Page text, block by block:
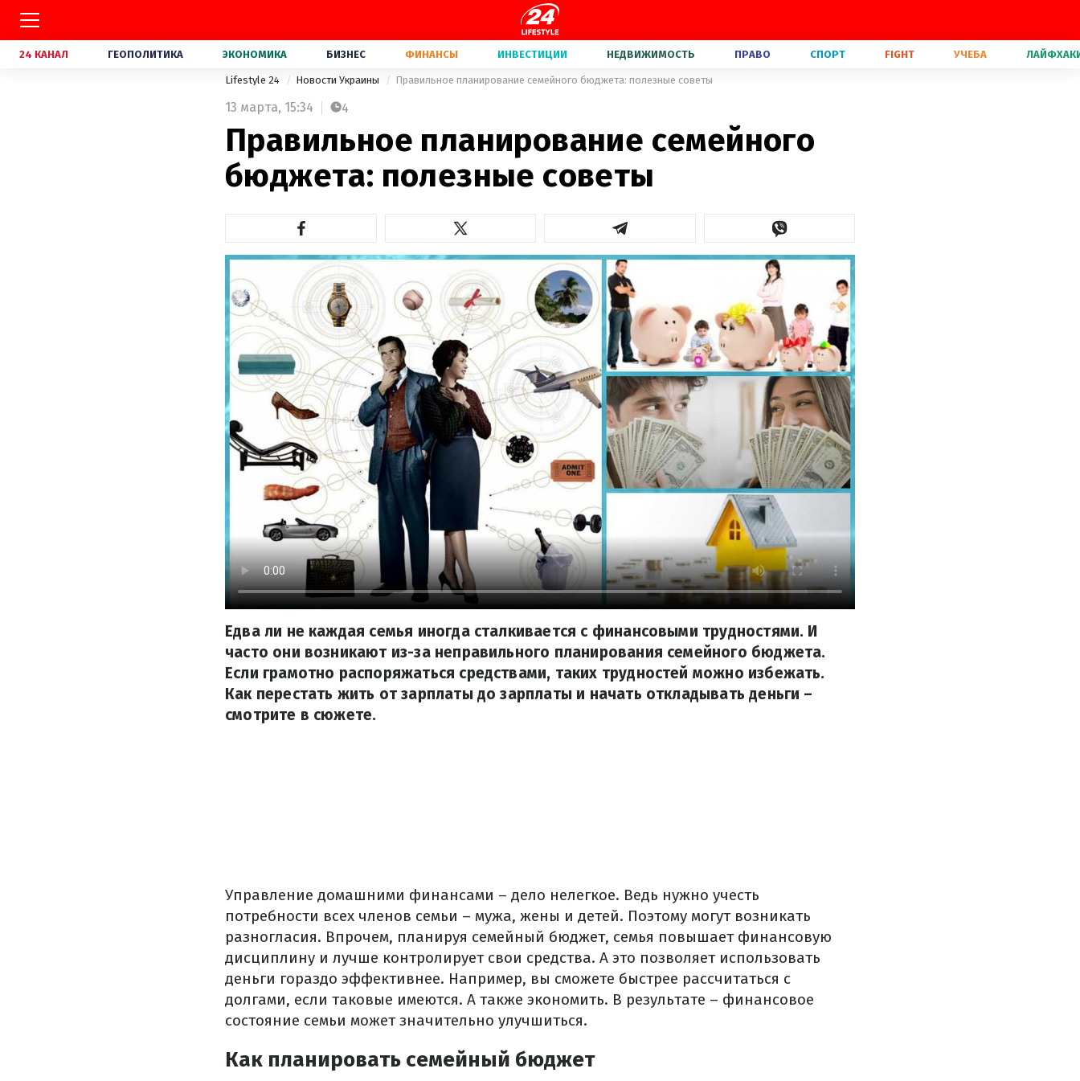
24 КАНАЛ ГЕОПОЛИТИКА ЭКОНОМИКА БИЗНЕС ФИНАНСЫ ИНВЕСТИЦИИ НЕДВИЖИМОСТЬ ПРАВО СПОРТ FIGHT УЧЕБА
Lifestyle 24 Новости Украины Правильное планирование семейного бюджета: полезные советы
13 марта, 15:34 4
Правильное планирование семейного
бюджета: полезные советы
Едва ли не каждая семья иногда сталкивается с финансовыми трудностями. И
часто они возникают из-за неправильного планирования семейного бюджета.
Если грамотно распоряжаться средствами, таких трудностей можно избежать.
Как перестать жить от зарплаты до зарплаты и начать откладывать деньги –
смотрите в сюжете.
Управление домашними финансами – дело нелегкое. Ведь нужно учесть
потребности всех членов семьи – мужа, жены и детей. Поэтому могут возникать
разногласия. Впрочем, планируя семейный бюджет, семья повышает финансовую
дисциплину и лучше контролирует свои средства. А это позволяет использовать
деньги гораздо эффективнее. Например, вы сможете быстрее рассчитаться с
долгами, если таковые имеются. А также экономить. В результате – финансовое
состояние семьи может значительно улучшиться.
Как планировать семейный бюджет